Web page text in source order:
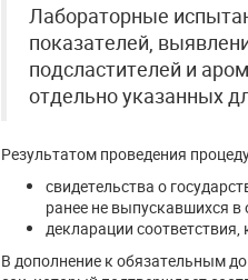
Лабораторные
показателей,
подсластителей и
отдельно указанных
Результатом проведения
свидетельства о
ранее не выпускавшихся
декларации
В дополнение к обязательным